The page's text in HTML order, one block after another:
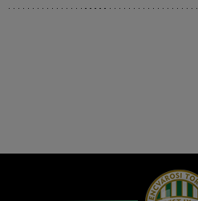
Hírek